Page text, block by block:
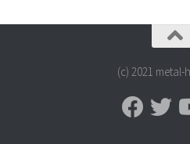
(c) 2021 metal-